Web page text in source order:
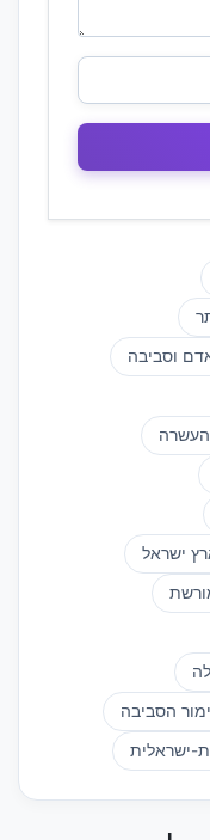
וסביבה
העשרה
ישראל
הסביבה
ישראלית